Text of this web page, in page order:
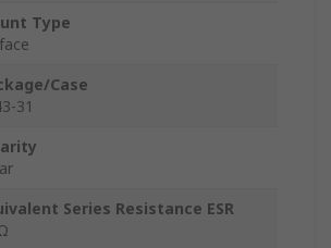
Type
Case
31
Series Resistance ESR